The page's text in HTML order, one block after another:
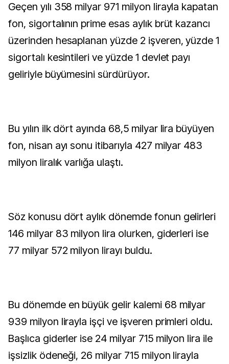
Geçen yılı 358 milyar 971 milyon lirayla kapatan
fon, sigortalının prime esas aylık brüt kazancı
üzerinden hesaplanan yüzde 2 işveren, yüzde 1
sigortalı kesintileri ve yüzde 1 devlet payı
geliriyle büyümesini sürdürüyor.
Bu yılın ilk dört ayında 68,5 milyar lira büyüyen
fon, nisan ayı sonu itibarıyla 427 milyar 483
milyon liralık varlığa ulaştı.
Söz konusu dört aylık dönemde fonun gelirleri
146 milyar 83 milyon lira olurken, giderleri ise
77 milyar 572 milyon lirayı buldu.
Bu dönemde en büyük gelir kalemi 68 milyar
939 milyon lirayla işçi ve işveren primleri oldu.
Başlıca giderler ise 24 milyar 715 milyon lira ile
işsizlik ödeneği, 26 milyar 715 milyon lirayla